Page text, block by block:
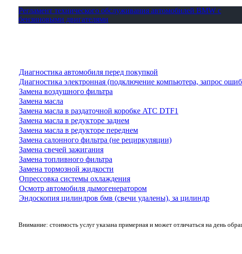
Регламент технического обслуживания автомобилей BMW с
бензиновыми двигателями
Диагностика автомобиля перед покупкой
Диагностика электронная (подключение компьютера, запрос
Замена воздушного фильтра
Замена масла
Замена масла в раздаточной коробке ATC DTF1
Замена масла в редукторе заднем
Замена масла в редукторе переднем
Замена салонного фильтра (не рециркуляции)
Замена свечей зажигания
Замена топливного фильтра
Замена тормозной жидкости
Опрессовка системы охлаждения
Осмотр автомобиля дымогенератором
Эндоскопия цилиндров бмв (свечи удалены), за цилиндр
Внимание: стоимость услуг указана примерная и может отличаться на день